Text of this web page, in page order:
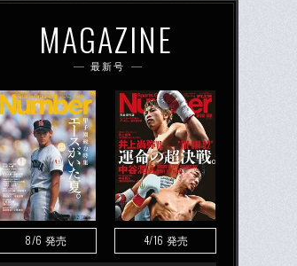
MAGAZINE
最新号
8/6 発売 4/16 発売